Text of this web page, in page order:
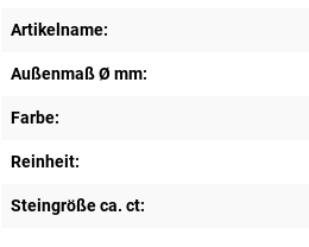
Artikelname:
Außenmaß Ø mm:
Farbe:
Reinheit:
Steingröße ca. ct: